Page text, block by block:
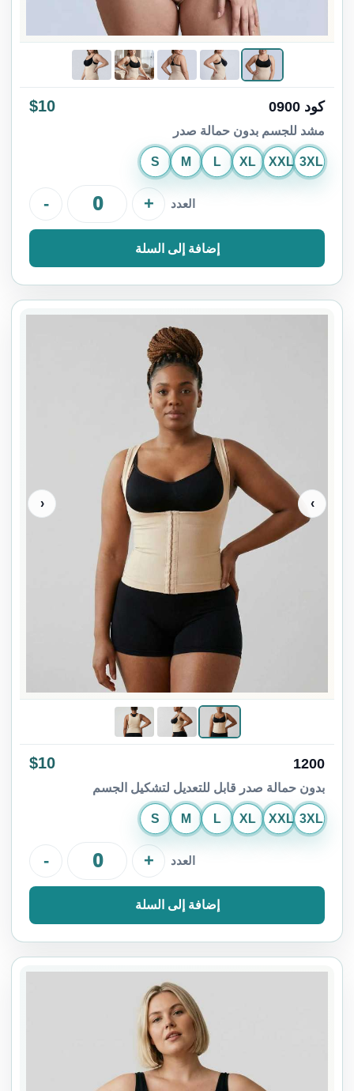
كود 0900 $10
مشد للجسم بدون حمالة صدر
S M L XL XXL 3XL
العدد - +
إضافة إلى السلة
›
‹
1200
$10
بدون حمالة صدر قابل للتعديل لتشكيل الجسم
S M L XL XXL 3XL
العدد - +
إضافة إلى السلة